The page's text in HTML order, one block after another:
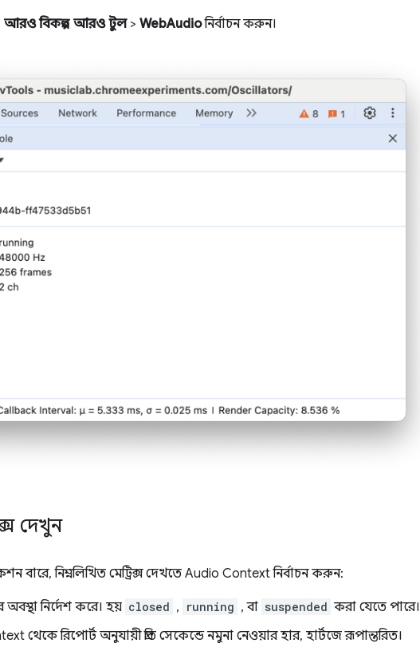
আরও বিকল্প> আরও টুল> WebAudioনির্বাচন করুন।
দেখুন
বারে, নিম্নলিখিত মেট্রিক্স দেখতে Audio Context নির্বাচন করুন:
অবস্থা নির্দেশ করে। হয় closed , running , বা suspended করা যেতে পারে।
থেকে রিপোর্ট অনুযায়ী প্রতি সেকেন্ডে নমুনা নেওয়ার হার, হার্টজে রূপান্তরিত।